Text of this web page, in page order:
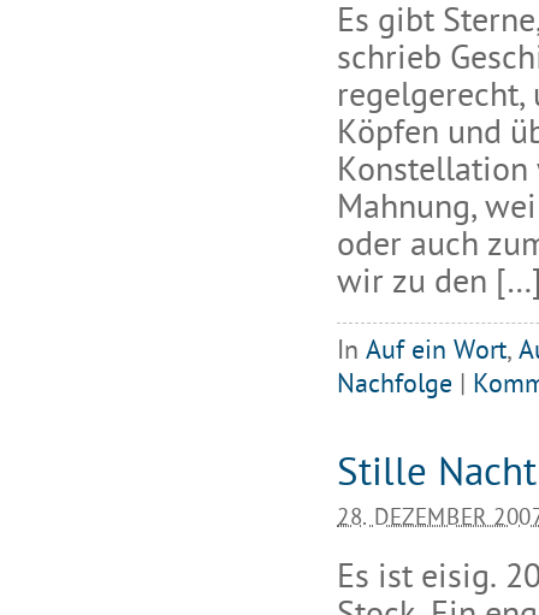
Es gibt
schrieb
regelgerecht,
Köpfen und
Konstellation
Mahnung,
oder auch
wir zu den
In Auf ein Wort,
Nachfolge |
Stille
28. DEZEMBER
Es ist eisig.